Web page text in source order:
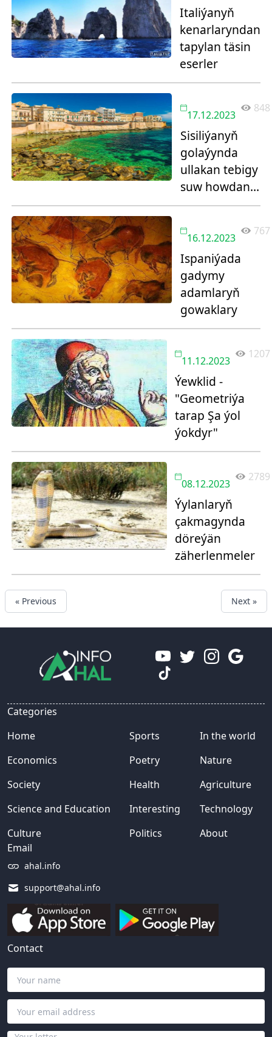
Italiýanyň
kenarlaryndan
tapylan täsin
eserler
17.12.2023
848
Sisiliýanyň
golaýynda
ullakan tebigy
suw howdany
tapyldy
16.12.2023
767
Ispaniýada
gadymy
adamlaryň
gowaklary
11.12.2023
1207
Ýewklid -
"Geometriýa
tarap Şa ýol
ýokdyr"
08.12.2023
2789
Ýylanlaryň
çakmagynda
döreýän
zäherlenmeler
« Previous Next »
Email
ahal.info
support@ahal.info
Categories
Home
Economics
Society
Science and Education
Culture
Sports
Poetry
Health
Interesting
Politics
In the world
Nature
Agriculture
Technology
About
Contact